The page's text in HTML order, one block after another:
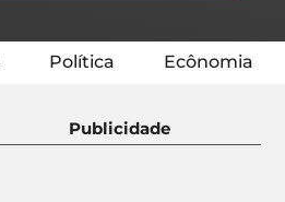
Política Ecônomia
Publicidade